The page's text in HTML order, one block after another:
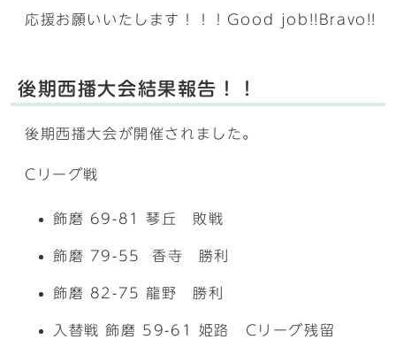
応援お願いいたします！！！Good job!!Bravo!!
後期西播大会結果報告！！
後期西播大会が開催されました。
Cリーグ戦
飾磨 69-81 琴丘 敗戦
飾磨 79-55 香寺 勝利
飾磨 82-75 龍野 勝利
入替戦 飾磨 59-61 姫路 Cリーグ残留